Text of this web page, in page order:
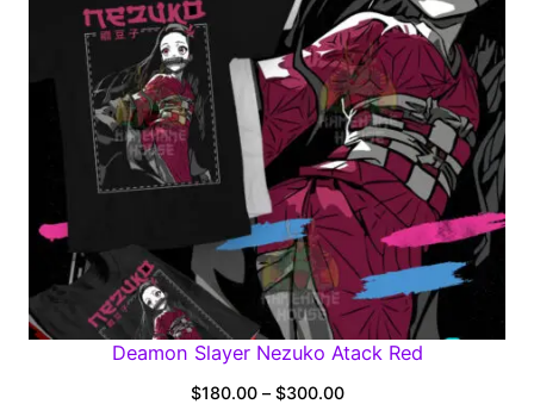
Deamon Slayer Nezuko Atack Red
$180.00 – $300.00Price